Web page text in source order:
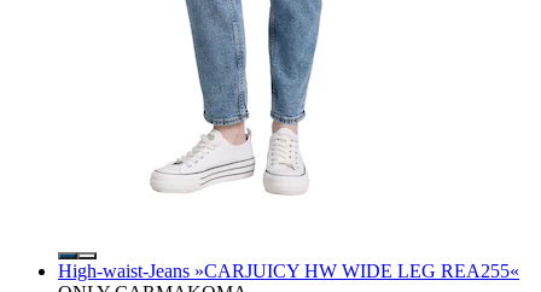
High-waist-Jeans »CARJUICY HW WIDE LEG REA255«